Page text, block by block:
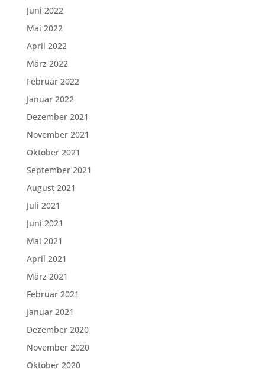
Juni 2022
Mai 2022
April 2022
März 2022
Februar 2022
Januar 2022
Dezember 2021
November 2021
Oktober 2021
September 2021
August 2021
Juli 2021
Juni 2021
Mai 2021
April 2021
März 2021
Februar 2021
Januar 2021
Dezember 2020
November 2020
Oktober 2020